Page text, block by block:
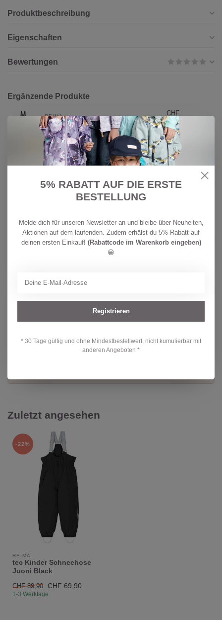
Produktbeschreibung
Eigenschaften
Bewertungen
Ergänzende Produkte
REIMA
Reima tec Kinder Schneehose
Loikin Black
Auf Lager
CHF
109,90
CHF
85,90
Reima tec Kinder Schneehose
Terrie Black
CHF
REIMA
Reima tec Kinder Skihose Pello
black
CHF 99,90
REIMA
Reima tec Kinder Schneehose
Hast du Fragen zu diesem Produkt?
Zuletzt angesehen
-22%
REIMA
tec Kinder Schneehose
Juoni Black
CHF 89,90 CHF 69,90
1-3 Werktage
5% RABATT AUF DIE ERSTE
BESTELLUNG
Melde dich für unseren Newsletter an und bleibe über Neuheiten,
Aktionen auf dem laufenden. Zudem erhälst du 5% Rabatt auf
deinen ersten Einkauf! (Rabattcode im Warenkorb eingeben)
😀
Registrieren
* 30 Tage gültig und ohne Mindestbestellwert, nicht kumulierbar mit
anderen Angeboten *